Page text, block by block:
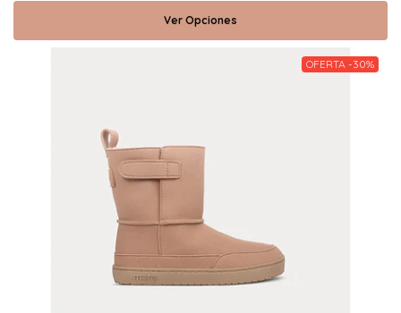
Ver Opciones
OFERTA -30%